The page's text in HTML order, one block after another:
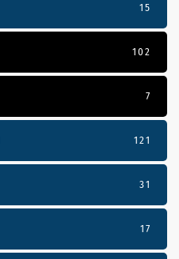
15
102
7
121
31
17